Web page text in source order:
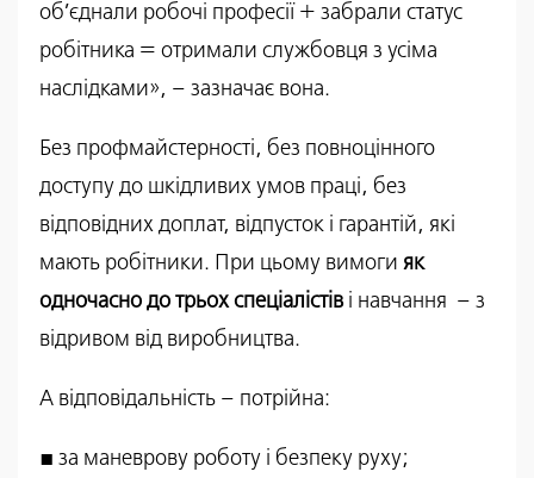
об’єднали робочі професії + забрали статус
робітника = отримали службовця з усіма
наслідками», – зазначає вона.
Без профмайстерності, без повноцінного
доступу до шкідливих умов праці, без
відповідних доплат, відпусток і гарантій, які
мають робітники. При цьому вимоги як
одночасно до трьох спеціалістів і навчання – з
відривом від виробництва.
А відповідальність – потрійна:
▪️ за маневрову роботу і безпеку руху;